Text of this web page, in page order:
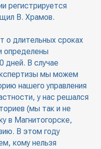
регистрируется
В. Храмов.
о длительных сроках
определены
В случае
мы можем
нашего управления
у нас решался
(мы так и не
в Магнитогорске,
В этом году
кому нельзя